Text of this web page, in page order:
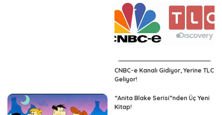
CNBC-e Kanalı Gidiyor, Yerine TLC
Geliyor!
“Anita Blake Serisi”nden Üç Yeni
Kitap!